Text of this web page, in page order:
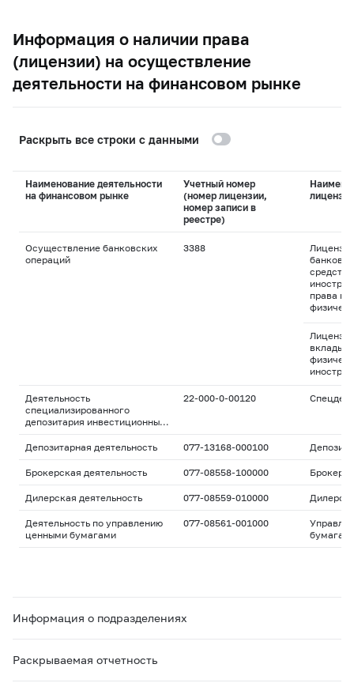
Информация о наличии права
(лицензии) на осуществление
деятельности на финансовом рынке
Раскрыть все строки с данными
Наименование деятельности
на финансовом рынке
Учетный номер
(номер лицензии,
номер записи в
реестре)
лицензии
Осуществление банковских
операций
3388
права
вклады
Деятельность
специализированного
депозитария инвестиционных
инвестиционных фондов и
пенсионных фондов
22-000-0-00120
Депозитарная деятельность 077-13168-000100
Брокерская деятельность 077-08558-100000
Дилерская деятельность 077-08559-010000
Деятельность по управлению
ценными бумагами
077-08561-001000
Информация о подразделениях
Раскрываемая отчетность